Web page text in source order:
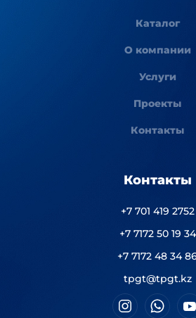
Каталог
О компании
Услуги
Проекты
Контакты
Контакты
+7 701 419 2752
+7 7172 50 19 34
+7 7172 48 34
tpgt@tpgt.kz